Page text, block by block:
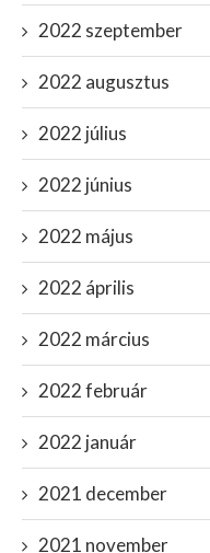
2022 szeptember
2022 augusztus
2022 július
2022 június
2022 május
2022 április
2022 március
2022 február
2022 január
2021 december
2021 november